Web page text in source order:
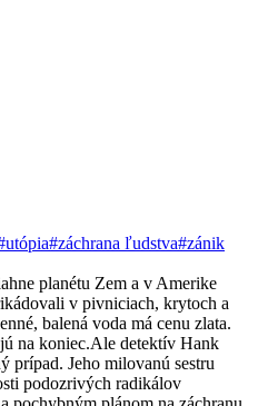
#záchrana ľudstva#zánik
planétu Zem a v Amerike
v pivniciach, krytoch a
balená voda má cenu zlata.
na koniec.Ale detektív Hank
prípad. Jeho milovanú sestru
podozrivých radikálov